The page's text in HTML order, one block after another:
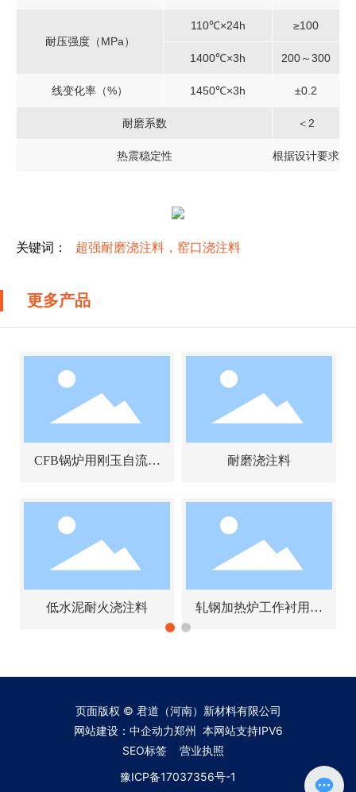
耐压强度（MPa）
110℃×24h ≥100
1400℃×3h 200～300
线变化率（%） 1450℃×3h ±0.2
耐磨系数 ＜2
热震稳定性 根据设计要求
关键词： 超强耐磨浇注料，窑口浇注料
更多产品
CFB锅炉用刚玉自流式
耐磨浇注料
低水泥耐火浇注料
轧钢加热炉工作衬用耐
页面版权 © 君道（河南）新材料有限公司
网站建设：中企动力郑州 本网站支持IPV6
SEO标签
营业执照
豫ICP备17037356号-1